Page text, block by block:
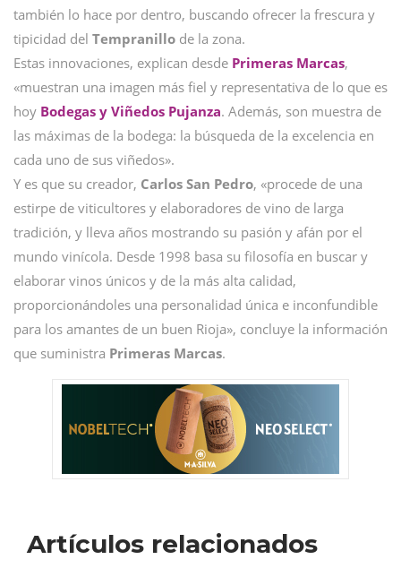
también lo hace por dentro, buscando ofrecer la frescura y
tipicidad del Tempranillo de la zona.
Estas innovaciones, explican desde Primeras Marcas,
«muestran una imagen más fiel y representativa de lo que es
hoy Bodegas y Viñedos Pujanza. Además, son muestra de
las máximas de la bodega: la búsqueda de la excelencia en
cada uno de sus viñedos».
Y es que su creador, Carlos San Pedro, «procede de una
estirpe de viticultores y elaboradores de vino de larga
tradición, y lleva años mostrando su pasión y afán por el
mundo vinícola. Desde 1998 basa su filosofía en buscar y
elaborar vinos únicos y de la más alta calidad,
proporcionándoles una personalidad única e inconfundible
para los amantes de un buen Rioja», concluye la información
que suministra Primeras Marcas.
Artículos relacionados